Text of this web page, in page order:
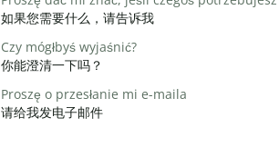
如果您需要什么，请告诉我
Czy mógłbyś wyjaśnić?
你能澄清一下吗？
Proszę o przesłanie mi e-maila
请给我发电子邮件